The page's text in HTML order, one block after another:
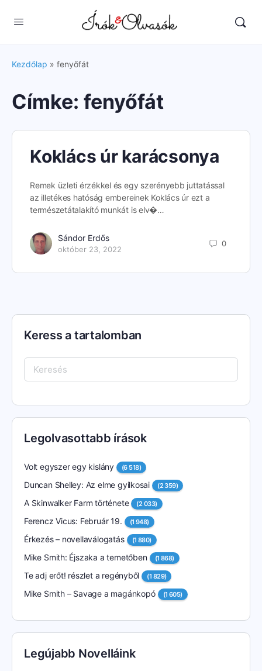
Kezdőlap » fenyőfát
Címke: fenyőfát
Koklács úr karácsonya
Remek üzleti érzékkel és egy szerényebb juttatással
az illetékes hatóság embereinek Koklács úr ezt a
természetátalakító munkát is elv�…
Sándor Erdős
október 23, 2022
0
Keress a tartalomban
Keresés:
Legolvasottabb írások
Volt egyszer egy kislány (6 518)
Duncan Shelley: Az elme gyilkosai (2 359)
A Skinwalker Farm története (2 033)
Ferencz Vicus: Február 19. (1 948)
Érkezés – novellaválogatás (1 880)
Mike Smith: Éjszaka a temetőben (1 868)
Te adj erőt! részlet a regényből (1 829)
Mike Smith – Savage a magánkopó (1 605)
Legújabb Novelláink